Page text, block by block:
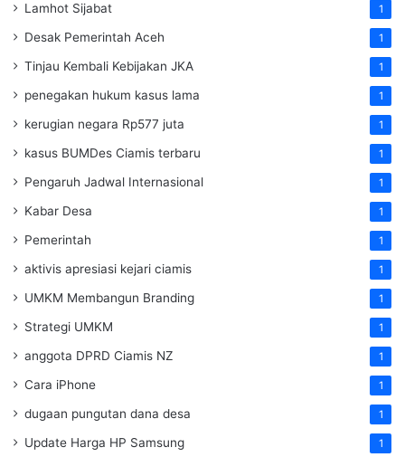
Lamhot Sijabat 1
Desak Pemerintah Aceh 1
Tinjau Kembali Kebijakan JKA 1
penegakan hukum kasus lama 1
kerugian negara Rp577 juta 1
kasus BUMDes Ciamis terbaru 1
Pengaruh Jadwal Internasional 1
Kabar Desa 1
Pemerintah 1
aktivis apresiasi kejari ciamis 1
UMKM Membangun Branding 1
Strategi UMKM 1
anggota DPRD Ciamis NZ 1
Cara iPhone 1
dugaan pungutan dana desa 1
Update Harga HP Samsung 1